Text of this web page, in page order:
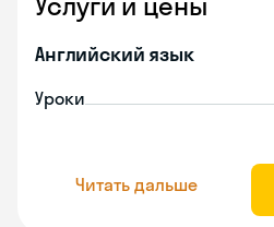
Английский язык
Уроки
Читать дальше